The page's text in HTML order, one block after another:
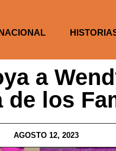
a
de los
AGOSTO 12, 2023